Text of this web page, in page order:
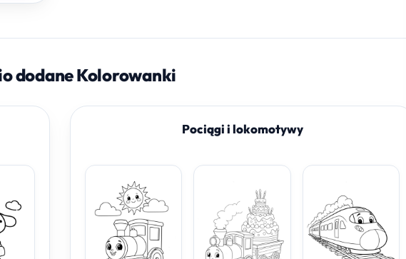
dodane Kolorowanki
Pociągi i lokomotywy